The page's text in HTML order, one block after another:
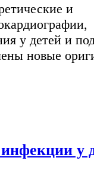
и
у детей и
новые
у